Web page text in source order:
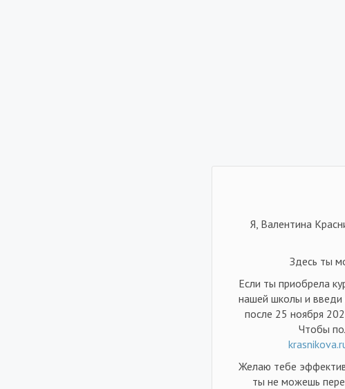
Я, Валентина
Здесь ты
Если ты приобрела
нашей школы и введи
после 25 ноября
Чтобы
Желаю тебе
ты не можешь